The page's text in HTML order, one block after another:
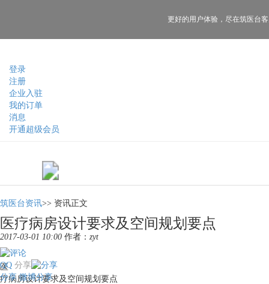
登录
注册
企业入驻
我的订单
消息
开通超级会员
更好的用户体验， 尽在筑医台
筑医台资讯>> 资讯正文
医疗病房设计要求及空间规划要点
2017-03-01 10:00 作者： zyt
分享
QQ
分享 微博分享
医
疗病房设计要求及空间规划要点